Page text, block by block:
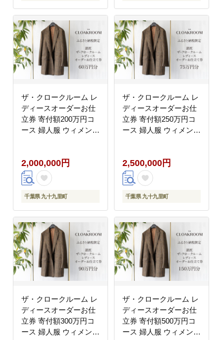
ザ・クロークルーム レ
ディースオーダーお仕
立券 寄付額200万円コ
ース 婦人服 ウィメンズ
立券 ギフト 贈り物 九
十九里町 千葉県
2,000,000円
千葉県 九十九里町
ザ・クロークルーム レ
ディースオーダーお仕
立券 寄付額250万円コ
ース 婦人服 ウィメンズ
立券 ギフト 贈り物 九
十九里町 千葉県
2,500,000円
千葉県 九十九里町
ザ・クロークルーム レ
ディースオーダーお仕
立券 寄付額300万円コ
ース 婦人服 ウィメンズ
ザ・クロークルーム レ
ディースオーダーお仕
立券 寄付額500万円コ
ース 婦人服 ウィメンズ